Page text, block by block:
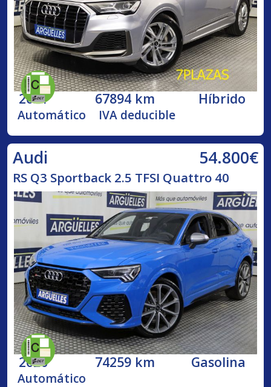
2021 67894 km Híbrido
Automático IVA deducible
Audi 54.800€
RS Q3 Sportback 2.5 TFSI Quattro 40
2020 74259 km Gasolina
Automático